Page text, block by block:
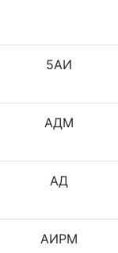
5АИ
АДМ
АД
АИРМ